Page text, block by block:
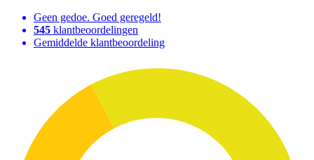
Geen gedoe. Goed geregeld!
545 klantbeoordelingen
Gemiddelde klantbeoordeling